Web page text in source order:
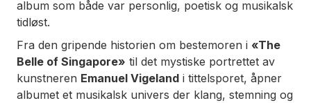
album som både var personlig, poetisk og musikalsk
tidløst.
Fra den gripende historien om bestemoren i «The
Belle of Singapore» til det mystiske portrettet av
kunstneren Emanuel Vigeland i tittelsporet, åpner
albumet et musikalsk univers der klang, stemning og